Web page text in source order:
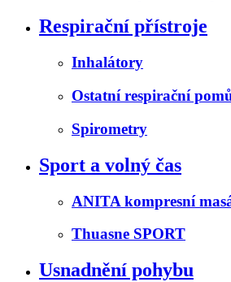
Respirační přístroje
Inhalátory
Ostatní respirační
Spirometry
Sport a volný čas
ANITA kompresní
Thuasne SPORT
Usnadnění pohybu